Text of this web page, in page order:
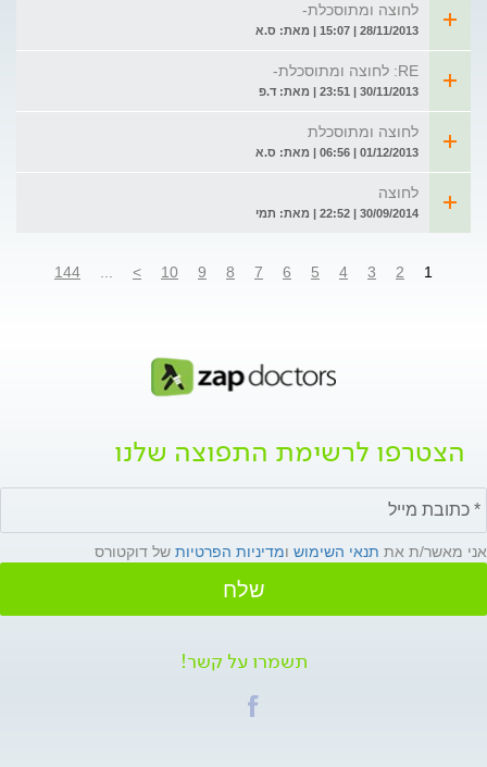
לחוצה ומתוסכלת-
28/11/2013 | 15:07 | מאת: ס.א
RE: לחוצה ומתוסכלת-
30/11/2013 | 23:51 | מאת: ד.פ
לחוצה ומתוסכלת
01/12/2013 | 06:56 | מאת: ס.א
לחוצה
30/09/2014 | 22:52 | מאת: תמי
1
2
3
4
5
6
7
8
9
10
>
144
הצטרפו לרשימת התפוצה שלנו
אני מאשר/ת את תנאי השימוש ומדיניות הפרטיות של דוקטורס
שלח
תשמרו על קשר!